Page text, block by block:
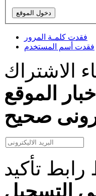
فقدت كلمـة المرور
فقدت أسم المستخدم
الاشتراك
الموقع
تأكيد
التسجيل